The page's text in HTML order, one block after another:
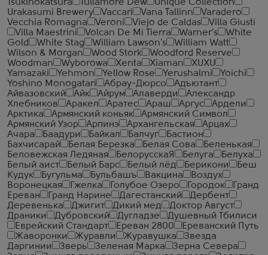
Tsukinokatsura
Tullamore Dew
Unique Collection
Urakasumi Brewery
Vaccari Vana Tallinn
Varadero
Vecchia Romagna
Veroni Viejo de Caldas
Villa Giusti
Villa Maestrini
Volcan De Mi Tierra Warner's
White
Gold
White Stag William Lawson's
William Watt
Wilson & Morgan
Wood Stork
Woodford Reserve
Woodman
Wyborowa Xenta Xiaman
XUXU
Yamazaki
Yehmon Yellow Rose Yerushalmi
Yoichi
Yoshino Monogatari
Абрау-Дюрсо
Адъютант
Айвазовский
Айк Айрум Алаверди
Александр
Хлебников
Аракел Аратес Араш Аргус
Ардели
Арктика
Армянский коньяк
Армянский Символ
Армянский Узор
Арпинэ Архангельская
Арцах
Ачара
Баадури Байкал Балчуг
Бастион
Бахчисарай
Белая Березка Белая Сова
Беленькая
Беловежская Ледяная
БелорусскаЯ Белуга
Белуха
Белый аист
Белый Барс Белый лёд Берикони
Беш
Кудук
Бугульма Бульбашъ Вакцина
Воздух
Воронецкая
Гжелка Голубое Озеро Городок
Гранд
Ереван
Гранд Нарине Дагестанский
Дербент
Деревенька
Джигит Дикий мед
Доктор Август
Драники
Дубровский Дугладзе
Душевный Тбилиси
Еврейский Стандарт
Ереван 2800
Ереванский Путь
Жаворонки
Журавли Журавушка
Звезда
Даргинии
Зверь Зеленая Марка
Зерна Севера